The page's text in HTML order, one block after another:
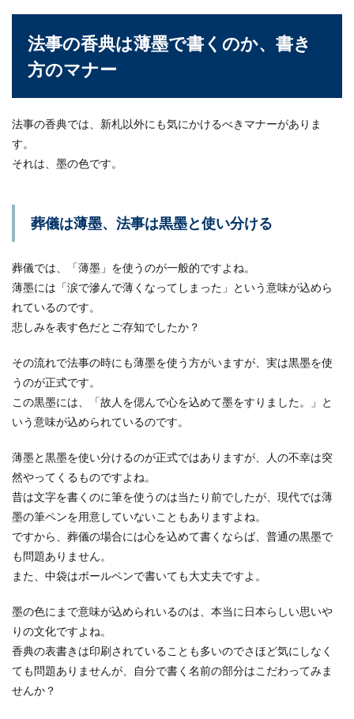
法事の香典は薄墨で書くのか、書き
方のマナー
法事の香典では、新札以外にも気にかけるべきマナーがありま
す。
それは、墨の色です。
葬儀は薄墨、法事は黒墨と使い分ける
葬儀では、「薄墨」を使うのが一般的ですよね。
薄墨には「涙で滲んで薄くなってしまった」という意味が込めら
れているのです。
悲しみを表す色だとご存知でしたか？
その流れで法事の時にも薄墨を使う方がいますが、実は黒墨を使
うのが正式です。
この黒墨には、「故人を偲んで心を込めて墨をすりました。」と
いう意味が込められているのです。
薄墨と黒墨を使い分けるのが正式ではありますが、人の不幸は突
然やってくるものですよね。
昔は文字を書くのに筆を使うのは当たり前でしたが、現代では薄
墨の筆ペンを用意していないこともありますよね。
ですから、葬儀の場合には心を込めて書くならば、普通の黒墨で
も問題ありません。
また、中袋はボールペンで書いても大丈夫ですよ。
墨の色にまで意味が込められいるのは、本当に日本らしい思いや
りの文化ですよね。
香典の表書きは印刷されていることも多いのでさほど気にしなく
ても問題ありませんが、自分で書く名前の部分はこだわってみま
せんか？